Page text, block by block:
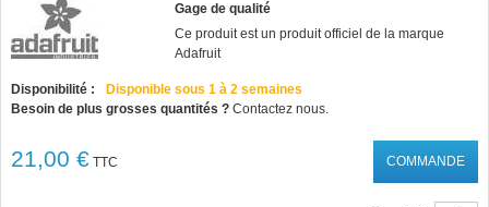
Gage de qualité
Ce produit est un produit officiel de la marque
Adafruit
Disponibilité :
Disponible sous 1 à 2 semaines
Besoin de plus grosses quantités ?Contactez nous.
21,00 € TTC COMMANDE